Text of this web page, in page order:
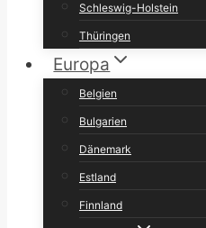
Schleswig-Holstein
Thüringen
Europa
Belgien
Bulgarien
Dänemark
Estland
Finnland